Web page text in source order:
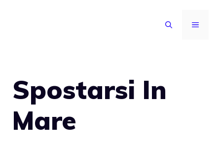
MENU
Spostarsi In
Mare